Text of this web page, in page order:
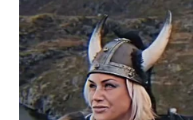
BINJAI
WN
CIREBON
WN